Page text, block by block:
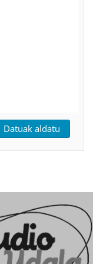
Datuak aldatu